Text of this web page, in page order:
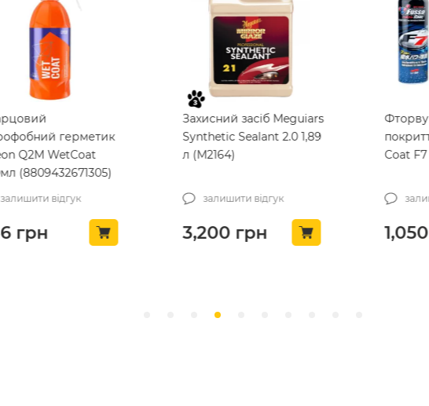
герметик
Q2M WetCoat
(8809432671305)
залишити відгук
грн
Захисний засіб Meguiars
Synthetic Sealant 2.0 1,89
л (M2164)
залишити відгук
3,200грн
Coat
1,050